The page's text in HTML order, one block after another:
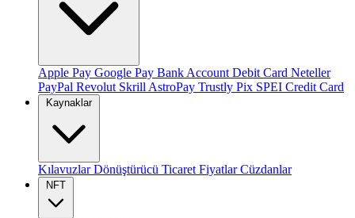
Apple Pay Google Pay Bank Account Debit Card Neteller
PayPal Revolut Skrill AstroPay Trustly Pix SPEI Credit Card
Kaynaklar
KılavuzlarDönüştürücü Ticaret FiyatlarCüzdanlar
NFT